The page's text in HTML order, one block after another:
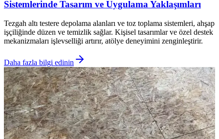
Sistemlerinde Tasarım ve Uygulama Yaklaşımları
Tezgah altı testere depolama alanları ve toz toplama sistemleri, ahşap
işçiliğinde düzen ve temizlik sağlar. Kişisel tasarımlar ve özel destek
mekanizmaları işlevselliği artırır, atölye deneyimini zenginleştirir.
Daha fazla bilgi edinin